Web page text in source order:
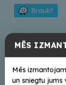
Braukt
MĒS
Mēs
un sniegtu jums